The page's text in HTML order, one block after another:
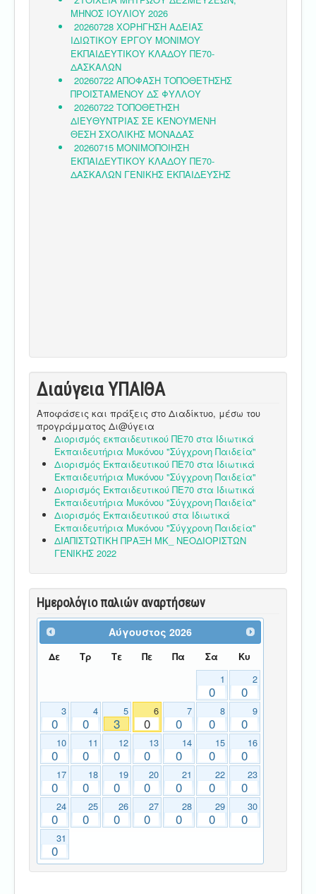
Διαύγεια ΥΠΑΙΘA
Αποφάσεις και πράξεις στο Διαδίκτυο, μέσω του
προγράμματος Δι@ύγεια
Διορισμός εκπαιδευτικού ΠΕ70 στα Ιδιωτικά
Εκπαιδευτήρια Μυκόνου "Σύγχρονη Παιδεία"
Διορισμός Εκπαιδευτικού ΠΕ70 στα Ιδιωτικά
Εκπαιδευτήρια Μυκόνου "Σύγχρονη Παιδεία"
Διορισμός Εκπαιδευτικού ΠΕ70 στα Ιδιωτικά
Εκπαιδευτήρια Μυκόνου "Σύγχρονη Παιδεία"
Διορισμός Εκπαιδευτικού στα Ιδιωτικά
Εκπαιδευτήρια Μυκόνου "Σύγχρονη Παιδεία"
ΔΙΑΠΙΣΤΩΤΙΚΗ ΠΡΑΞΗ ΜΚ_ ΝΕΟΔΙΟΡΙΣΤΩΝ
ΓΕΝΙΚΗΣ 2022
Ημερολόγιο παλιών αναρτήσεων
Αύγουστος 2026
Δε Τρ Τε Πε Πα Σα Κυ
1
0
2
0
3
0
4
0
5
3
6
0
7
0
8
0
9
0
10
0
11
0
12
0
13
0
14
0
15
0
16
0
17
0
18
0
19
0
20
0
21
0
22
0
23
0
24
0
25
0
26
0
27
0
28
0
29
0
30
0
31
0